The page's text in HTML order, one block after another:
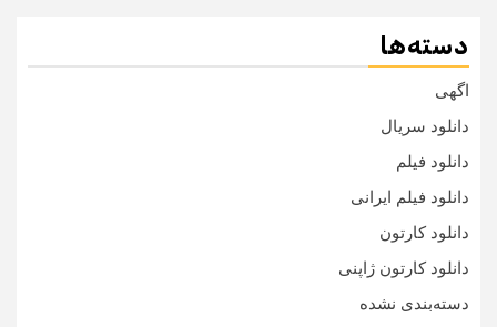
دسته‌ها
اگهی
دانلود سریال
دانلود فیلم
دانلود فیلم ایرانی
دانلود کارتون
دانلود کارتون ژاپنی
دسته‌بندی نشده